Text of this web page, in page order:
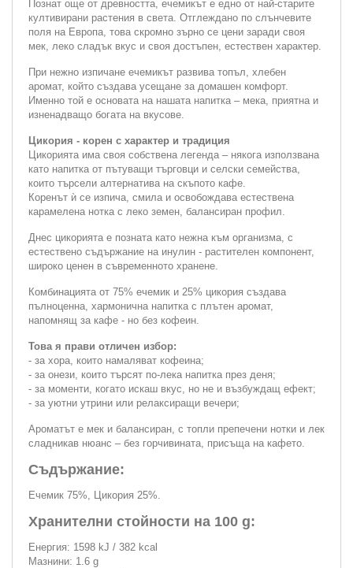
Познат още от древността, ечемикът е едно от най-старите
култивирани растения в света. Отглеждано по слънчевите
поля на Европа, това скромно зърно се цени заради своя
мек, леко сладък вкус и своя достъпен, естествен характер.
При нежно изпичане ечемикът развива топъл, хлебен
аромат, който създава усещане за домашен комфорт.
Именно той е основата на нашата напитка – мека, приятна и
изненадващо богата на вкусове.
Цикория - корен с характер и традиция
Цикорията има своя собствена легенда – някога използвана
като напитка от пътуващи търговци и селски семейства,
които търсели алтернатива на скъпото кафе.
Коренът ѝ се изпича, смила и освобождава естествена
карамелена нотка с леко земен, балансиран профил.
Днес цикорията е позната като нежна към организма, с
естествено съдържание на инулин - растителен компонент,
широко ценен в съвременното хранене.
Комбинацията от 75% ечемик и 25% цикория създава
пълноценна, хармонична напитка с плътен аромат,
напомнящ за кафе - но без кофеин.
Това я прави отличен избор:
- за хора, които намаляват кофеина;
- за онези, които търсят по-лека напитка през деня;
- за моменти, когато искаш вкус, но не и възбуждащ ефект;
- за уютни утрини или релаксиращи вечери;
Ароматът е мек и балансиран, с топли препечени нотки и лек
сладникав нюанс – без горчивината, присъща на кафето.
Съдържание:
Ечемик 75%, Цикория 25%.
Хранителни стойности на 100 g:
Енергия: 1598 kJ / 382 kcal
Мазнини: 1.6 g